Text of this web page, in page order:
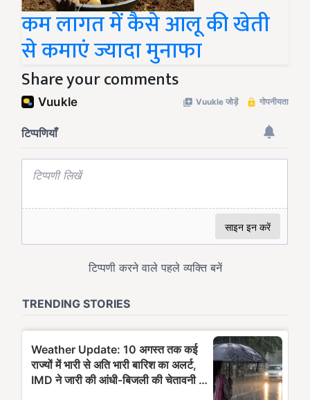
कम लागत में कैसे आलू की खेती
से कमाएं ज्यादा मुनाफा
Share your comments